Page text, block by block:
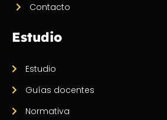
Contacto
Estudio
Estudio
Guías docentes
Normativa